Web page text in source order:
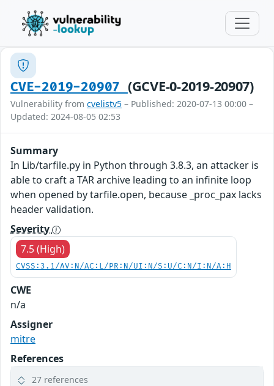
CVE-2019-20907 (GCVE-0-2019-20907)
Vulnerability from cvelistv5 – Published: 2020-07-13 00:00 –
Updated: 2024-08-05 02:53
Summary
In Lib/tarfile.py in Python through 3.8.3, an attacker is
able to craft a TAR archive leading to an infinite loop
when opened by tarfile.open, because _proc_pax lacks
header validation.
Severity
7.5 (High)
CVSS:3.1/AV:N/AC:L/PR:N/UI:N/S:U/C:N/I:N/A:H
CWE
n/a
Assigner
mitre
References
27 references